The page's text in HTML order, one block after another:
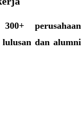
300+perusahaan
dan alumni